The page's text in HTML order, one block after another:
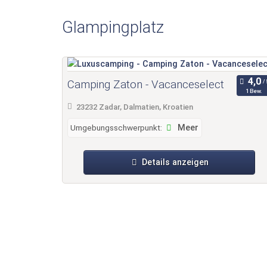
Kieselstrand mit gelegentlichen
flach ins kristallklare Meerwasser der Adria
Entdecken Sie Dalmatien, das zu den
Glampingplatz
Camping Zaton - Vacanceselect 1 Bew.
23232 Zadar, Dalmatien, Kroatien
Umgebungsschwerpunkt: Meer
Details anzeigen